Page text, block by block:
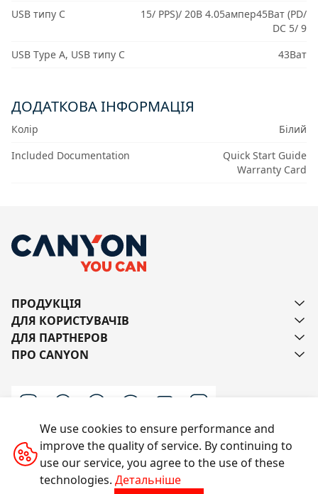
USB типу C
15/ PPS)/ 20В 4.05ампер45Ват (PD/
DC 5/ 9
USB Type A, USB типу C
43Ват
ДОДАТКОВА ІНФОРМАЦІЯ
Колір
Білий
Included Documentation
Quick Start Guide
Warranty Card
ПРОДУКЦІЯ
ДЛЯ КОРИСТУВАЧІВ
ДЛЯ ПАРТНЕРОВ
ПРО CANYON
Напишіть нам
We use cookies to ensure performance and
improve the quality of service. By continuing to
use our service, you agree to the use of these
technologies. Детальніше